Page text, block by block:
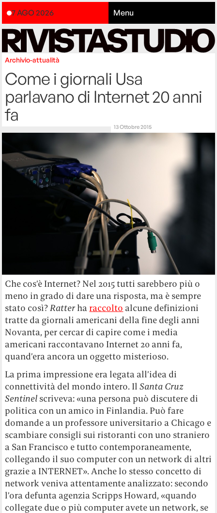
7 AGO 2026 Menu
Archivio-attualità
Come i giornali Usa
parlavano di Internet 20 anni
fa
13 Ottobre 2015
Che cos’è Internet? Nel 2015 tutti sarebbero più o
meno in grado di dare una risposta, ma è sempre
stato così?Ratter ha raccolto alcune definizioni
tratte da giornali americani della fine degli anni
Novanta, per cercar di capire come i media
americani raccontavano Internet 20 anni fa,
quand’era ancora un oggetto misterioso.
La prima impressione era legata all’idea di
connettività del mondo intero. IlSanta Cruz
Sentinel scriveva: «una persona può discutere di
politica con un amico in Finlandia. Può fare
domande a un professore universitario a Chicago e
scambiare consigli sui ristoranti con uno straniero
a San Francisco e tutto contemporaneamente,
collegando il suo computer con un network di altri
grazie a INTERNET». Anche lo stesso concetto di
network veniva attentamente analizzato: secondo
l’ora defunta agenzia Scripps Howard, «quando
collegate due o più computer avete un network, se